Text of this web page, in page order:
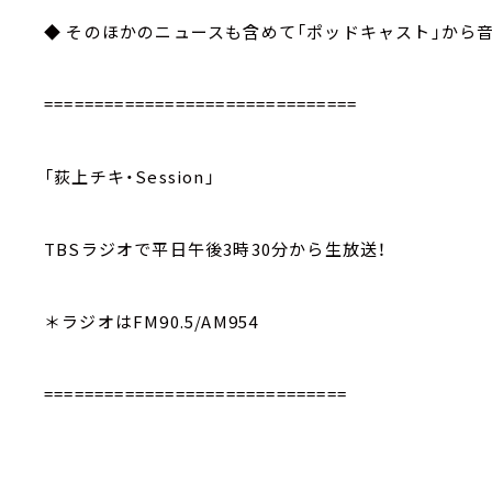
◆ そのほかのニュースも含めて「ポッドキャスト」から
===============================
「荻上チキ・Session」
TBSラジオで平日午後3時30分から生放送！
＊ラジオはFM90.5/AM954
==============================